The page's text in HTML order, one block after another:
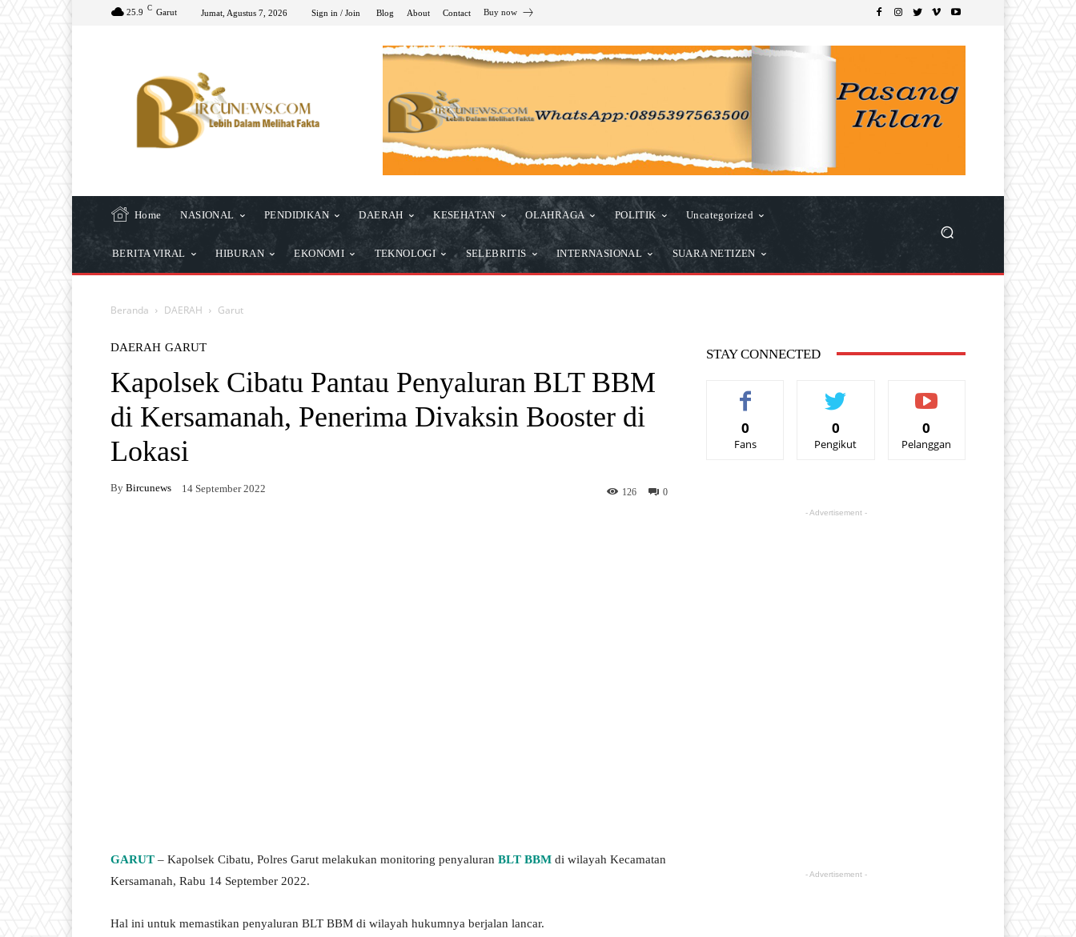
25.9 C Garut Jumat, Agustus 7, 2026 Sign in / Join Blog About Contact Buy now
Home NASIONAL PENDIDIKAN DAERAH KESEHATAN OLAHRAGA POLITIK Uncategorized
BERITA VIRAL HIBURAN EKONOMI TEKNOLOGI SELEBRITIS INTERNASIONAL SUARA NETIZEN
Beranda DAERAH Garut
DAERAH GARUT
Kapolsek Cibatu Pantau Penyaluran BLT BBM
di Kersamanah, Penerima Divaksin Booster di
Lokasi
By Bircunews 14 September 2022 0
126
GARUT – Kapolsek Cibatu, Polres Garut melakukan monitoring penyaluran BLT BBM di wilayah Kecamatan
Kersamanah, Rabu 14 September 2022.
Hal ini untuk memastikan penyaluran BLT BBM di wilayah hukumnya berjalan lancar.
STAY CONNECTED
0
Fans
0
Pengikut
0
Pelanggan
- Advertisement -
- Advertisement -